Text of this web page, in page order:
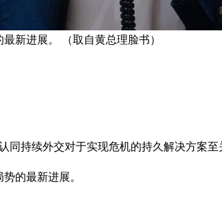
新进展。 （取自黄总理脸书）
同持续外交对于实现危机的持久解决方案
的最新进展。